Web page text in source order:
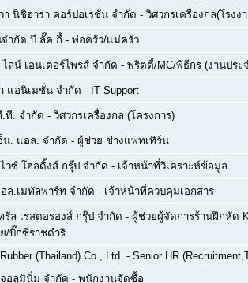
นิชิฮาร่า คอร์ปอเรชั่น จำกัด - วิศวกรเครื่องกล(โรงง
ำกัด บี.ลั๊ค.กี้ - พ่อครัว/แม่ครัว
ลน์ เอนเตอร์ไพรส์ จำกัด - พริตตี้/MC/พิธีกร (งานประ
แอนิเมชั่น จำกัด - IT Support
ที. จำกัด - วิศวกรเครื่องกล (โครงการ)
น. แอล. จำกัด - ผู้ช่วย ช่างแพทเทิร์น
วซ์ โฮลดิ้งส์ กรุ๊ป จำกัด - เจ้าหน้าที่วิเคราะห์ข้อมูล
ล.เมทัลพาร์ท จำกัด - เจ้าหน้าที่ควบคุมเอกสาร
ล เรสตอรองส์ กรุ๊ป จำกัด - ผู้ช่วยผู้จัดการร้านฝึกหัด
/บิ๊กซีราชดำริ
(Thailand) Co., Ltd. - Senior HR
อลูมินั่ม จำกัด - พนักงานจัดซื้อ